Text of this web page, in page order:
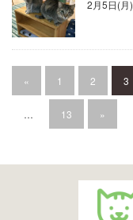
2月5日(
« 1 2 3
… 13 »